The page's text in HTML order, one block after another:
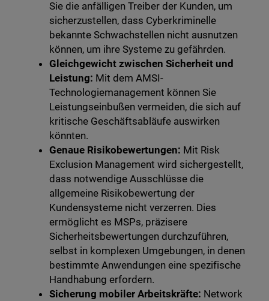
Sie die anfälligen Treiber der Kunden, um
sicherzustellen, dass Cyberkriminelle
bekannte Schwachstellen nicht ausnutzen
können, um ihre Systeme zu gefährden.
Gleichgewicht zwischen Sicherheit und
Leistung: Mit dem AMSI-
Technologiemanagement können Sie
Leistungseinbußen vermeiden, die sich auf
kritische Geschäftsabläufe auswirken
könnten.
Genaue Risikobewertungen: Mit Risk
Exclusion Management wird sichergestellt,
dass notwendige Ausschlüsse die
allgemeine Risikobewertung der
Kundensysteme nicht verzerren. Dies
ermöglicht es MSPs, präzisere
Sicherheitsbewertungen durchzuführen,
selbst in komplexen Umgebungen, in denen
bestimmte Anwendungen eine spezifische
Handhabung erfordern.
Sicherung mobiler Arbeitskräfte: Network